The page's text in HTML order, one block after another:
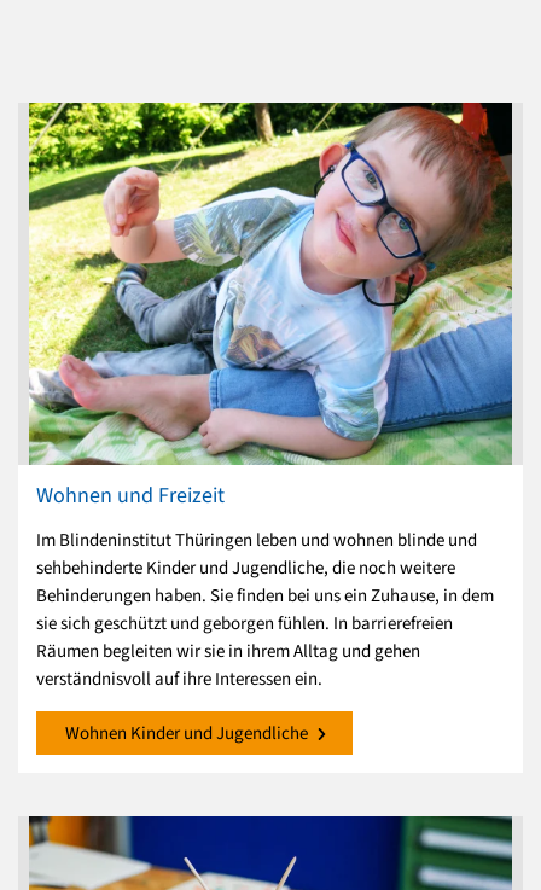
Wohnen und Freizeit
Im Blindeninstitut Thüringen leben und wohnen blinde und
sehbehinderte Kinder und Jugendliche, die noch weitere
Behinderungen haben. Sie finden bei uns ein Zuhause, in dem
sie sich geschützt und geborgen fühlen. In barrierefreien
Räumen begleiten wir sie in ihrem Alltag und gehen
verständnisvoll auf ihre Interessen ein.
Wohnen Kinder und Jugendliche